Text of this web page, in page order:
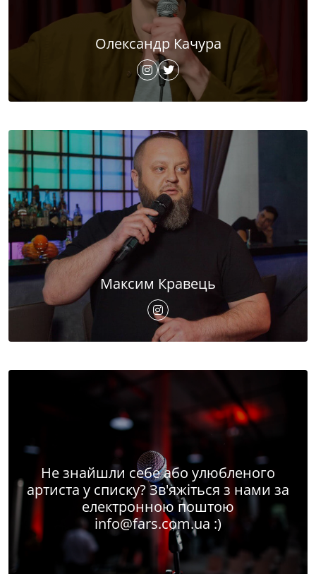
Олександр Качура
Максим Кравець
Не знайшли себе або улюбленого
артиста у списку? Зв'яжіться з нами за
електронною поштою
info@fars.com.ua :)